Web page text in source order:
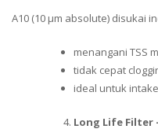
A10 (10 µm absolute) disukai
menangani TSS
tidak cepat
ideal untuk
Long Life Filter